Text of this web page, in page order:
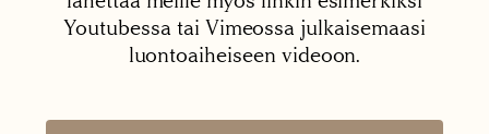
Youtubessa tai Vimeossa julkaisemaasi
luontoaiheiseen videoon.